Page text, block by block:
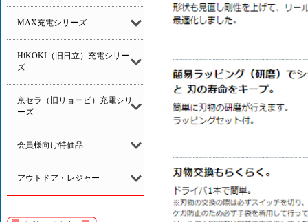
MAX充電シリーズ
HiKOKI（旧日立）充電シリー
ズ
京セラ（旧リョービ）充電シリ
ーズ
会員様向け特価品
アウトドア・レジャー